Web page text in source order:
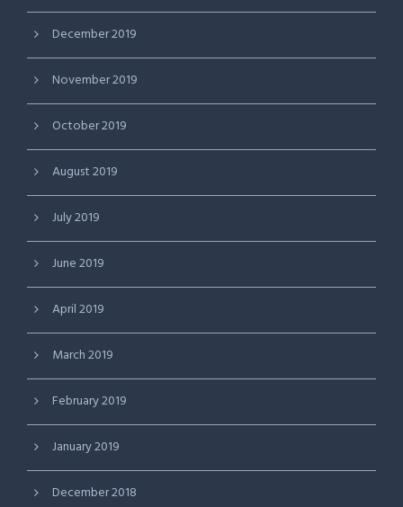
December 2019
November 2019
October 2019
August 2019
July 2019
June 2019
April 2019
March 2019
February 2019
January 2019
December 2018